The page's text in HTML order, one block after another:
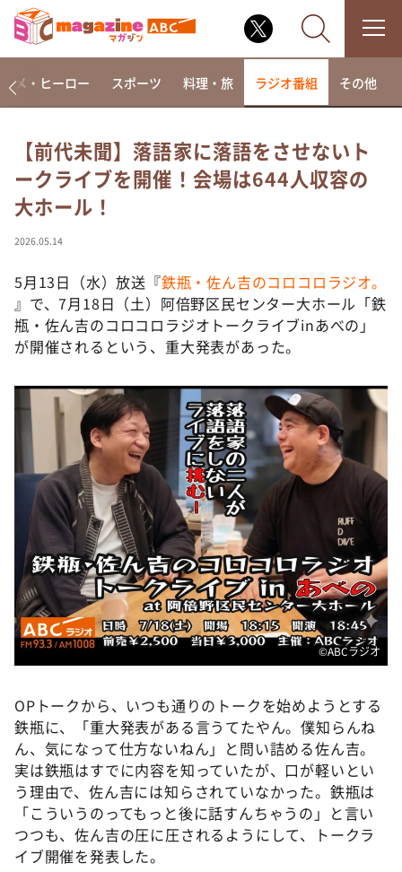
なるみ・岡村の過ぎるTV
相席食堂
これ余談なんですけど・・・
て真剣です
探偵！ナイトスクープ
news おかえり
DAIGOも台所 ～きょうの献立 何にする？～
本日はダイアンなり！シーズン２
朝だ！生です旅サラダ
教えて！ニュースライブ 正義のミカタ
ＬＩＦＥ～夢のカタチ～
新婚さんいらっしゃい！
ポツンと一軒家
ザキ山小屋本館
メ・ヒーロー スポーツ 料理・旅 ラジオ番組 その他
【前代未聞】落語家に落語をさせないト
ークライブを開催！会場は644人収容の
大ホール！
2026.05.14
5月13日（水）放送『鉄瓶・佐ん吉のコロコロラジオ。
』で、7月18日（土）阿倍野区民センター大ホール「鉄
瓶・佐ん吉のコロコロラジオトークライブinあべの」
が開催されるという、重大発表があった。
©️ABCラジオ
OPトークから、いつも通りのトークを始めようとする
鉄瓶に、「重大発表がある言うてたやん。僕知らんね
ん、気になって仕方ないねん」と問い詰める佐ん吉。
実は鉄瓶はすでに内容を知っていたが、口が軽いとい
う理由で、佐ん吉には知らされていなかった。鉄瓶は
「こういうのってもっと後に話すんちゃうの」と言い
つつも、佐ん吉の圧に圧されるようにして、トークラ
イブ開催を発表した。